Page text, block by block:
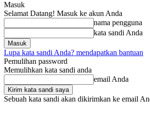
Masuk
Selamat Datang! Masuk ke akun Anda
nama pengguna
kata sandi Anda
Lupa kata sandi Anda? mendapatkan bantuan
Pemulihan password
Memulihkan kata sandi anda
email Anda
Sebuah kata sandi akan dikirimkan ke email